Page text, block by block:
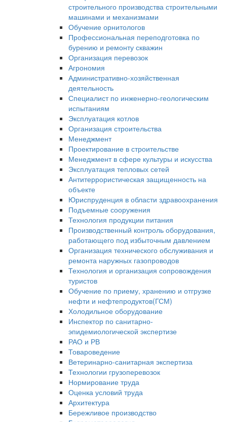
строительного производства строительными
машинами и механизмами
Обучение орнитологов
Профессиональная переподготовка по
бурению и ремонту скважин
Организация перевозок
Агрономия
Административно-хозяйственная
деятельность
Специалист по инженерно-геологическим
испытаниям
Эксплуатация котлов
Организация строительства
Менеджмент
Проектирование в строительстве
Менеджмент в сфере культуры и искусства
Эксплуатация тепловых сетей
Антитеррористическая защищенность на
объекте
Юриспруденция в области здравоохранения
Подъемные сооружения
Технология продукции питания
Производственный контроль оборудования,
работающего под избыточным давлением
Организация технического обслуживания и
ремонта наружных газопроводов
Технология и организация сопровождения
туристов
Обучение по приему, хранению и отгрузке
нефти и нефтепродуктов(ГСМ)
Холодильное оборудование
Инспектор по санитарно-
эпидемиологической экспертизе
РАО и РВ
Товароведение
Ветеринарно-санитарная экспертиза
Технологии грузоперевозок
Нормирование труда
Оценка условий труда
Архитектура
Бережливое производство